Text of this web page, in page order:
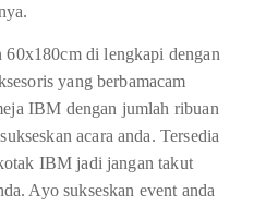
di lengkapi dengan
yang berbamacam
IBM dengan jumlah ribuan
acara anda. Tersedia
IBM jadi jangan takut
Ayo sukseskan event anda